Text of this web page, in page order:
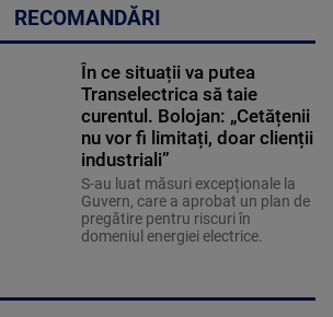
RECOMANDĂRI
În ce situații va putea
Transelectrica să taie
curentul. Bolojan: „Cetățenii
nu vor fi limitați, doar clienții
industriali”
S-au luat măsuri excepționale la
Guvern, care a aprobat un plan de
pregătire pentru riscuri în
domeniul energiei electrice.